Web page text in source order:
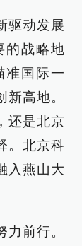
驱动发展
的战略地
准国际一
高地。
还是北京
。北京科
入燕山大
前行。